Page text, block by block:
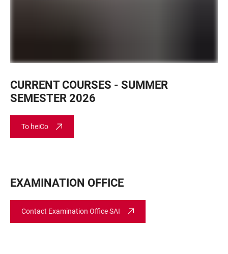
CURRENT COURSES - SUMMER
SEMESTER 2026
To heiCo
EXAMINATION OFFICE
Contact Examination Office SAI